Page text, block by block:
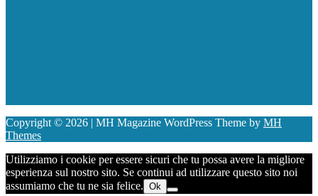
Copyright © 2026 | MH Magazine WordPress Theme by MH
Themes
Utilizziamo i cookie per essere sicuri che tu possa avere la migliore
esperienza sul nostro sito. Se continui ad utilizzare questo sito noi
assumiamo che tu ne sia felice. Ok